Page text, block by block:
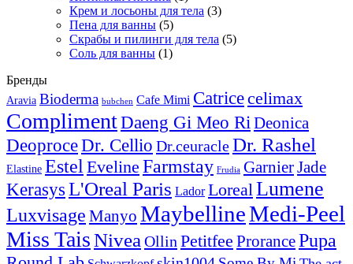
Крем и лосьоны для тела (3)
Пена для ванны (5)
Скрабы и пилинги для тела (5)
Соль для ванны (1)
Бренды
Aravia Bioderma bubchen Cafe Mimi Catricecelimax
ComplimentDaeng Gi Meo RiDeonica
DeoproceDr. Cellio Dr.ceuracleDr. Rashel
Elastine EstelEveline Farmstay Frudia GarnierJade
Kerasys L'Oreal Paris Lador LorealLumene
Luxvisage Manyo MaybellineMedi-Peel
Miss TaisNivea Ollin Petitfee ProrancePupa